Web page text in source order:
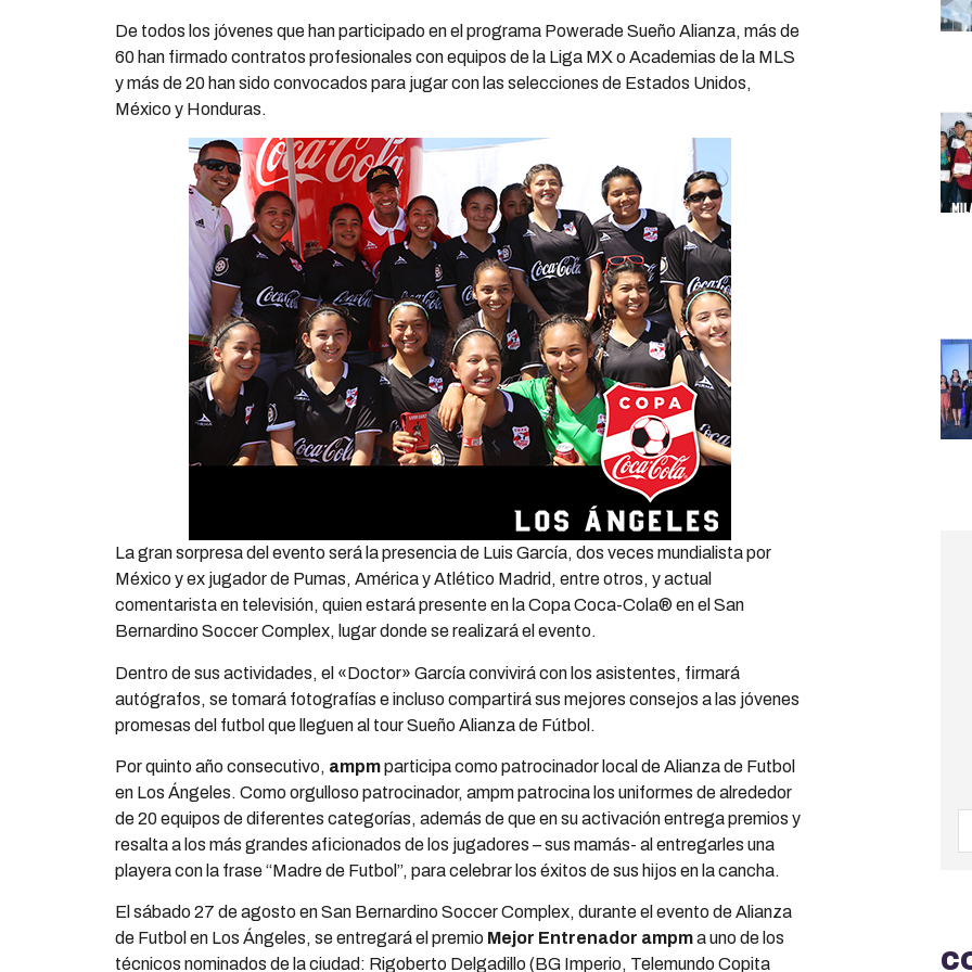
De todos los jóvenes que han participado en el programa Powerade Sueño Alianza, más de
60 han firmado contratos profesionales con equipos de la Liga MX o Academias de la MLS
y más de 20 han sido convocados para jugar con las selecciones de Estados Unidos,
México y Honduras.
La gran sorpresa del evento será la presencia de Luis García, dos veces mundialista por
México y ex jugador de Pumas, América y Atlético Madrid, entre otros, y actual
comentarista en televisión, quien estará presente en la Copa Coca-Cola® en el San
Bernardino Soccer Complex, lugar donde se realizará el evento.
Dentro de sus actividades, el «Doctor» García convivirá con los asistentes, firmará
autógrafos, se tomará fotografías e incluso compartirá sus mejores consejos a las jóvenes
promesas del futbol que lleguen al tour Sueño Alianza de Fútbol.
Por quinto año consecutivo, ampmparticipa como patrocinador local de Alianza de Futbol
en Los Ángeles. Como orgulloso patrocinador, ampm patrocina los uniformes de alrededor
de 20 equipos de diferentes categorías, además de que en su activación entrega premios y
resalta a los más grandes aficionados de los jugadores – sus mamás- al entregarles una
playera con la frase “Madre de Futbol”, para celebrar los éxitos de sus hijos en la cancha.
El sábado 27 de agosto en San Bernardino Soccer Complex, durante el evento de Alianza
de Futbol en Los Ángeles, se entregará el premio Mejor Entrenador ampma uno de los
técnicos nominados de la ciudad: Rigoberto Delgadillo (BG Imperio, Telemundo Copita